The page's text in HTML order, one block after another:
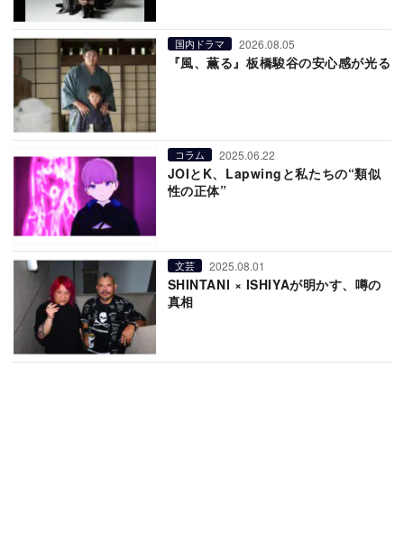
国内ドラマ 2026.08.05
『風、薫る』板橋駿谷の安心感が光る
コラム 2025.06.22
JOIとK、Lapwingと私たちの“類似
性の正体”
文芸 2025.08.01
SHINTANI × ISHIYAが明かす、噂の
真相